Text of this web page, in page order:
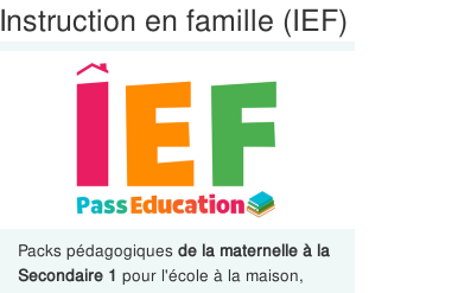
Instruction en famille (IEF)
Packs pédagogiques de la maternelle à la
Secondaire 1 pour l'école à la maison,